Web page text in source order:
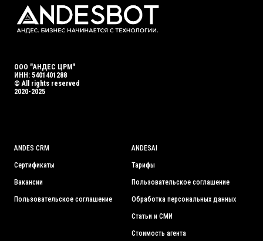
ООО "АНДЕС ЦРМ"
ИНН: 5401401288
© All rights reserved
2020-2025
ANDES CRM
Сертификаты
Вакансии
Пользовательское соглашение
ANDESAI
Тарифы
Пользовательское соглашение
Обработка персональных данных
Статьи и СМИ
Стоимость агента